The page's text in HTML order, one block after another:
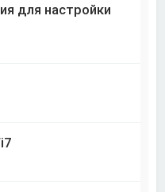
для настройки